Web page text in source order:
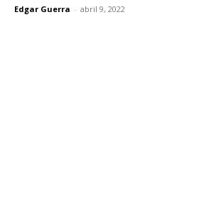
Edgar Guerra - abril 9, 2022